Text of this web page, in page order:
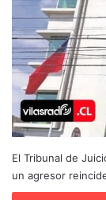
El Tribunal de
un agresor